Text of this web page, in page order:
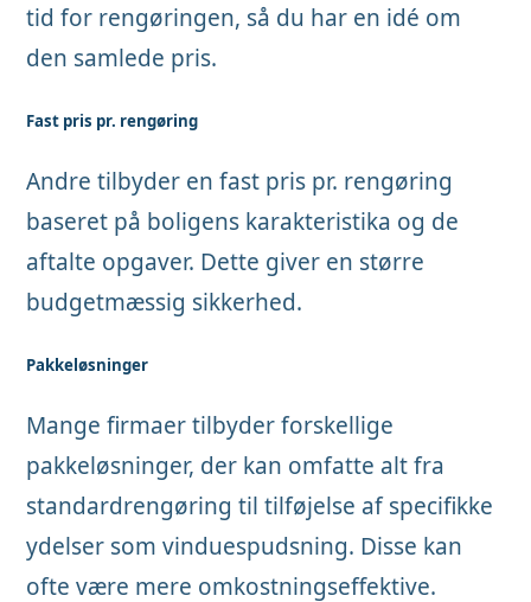
tid for rengøringen, så du har en idé om
den samlede pris.
Fast pris pr. rengøring
Andre tilbyder en fast pris pr. rengøring
baseret på boligens karakteristika og de
aftalte opgaver. Dette giver en større
budgetmæssig sikkerhed.
Pakkeløsninger
Mange firmaer tilbyder forskellige
pakkeløsninger, der kan omfatte alt fra
standardrengøring til tilføjelse af specifikke
ydelser som vinduespudsning. Disse kan
ofte være mere omkostningseffektive.